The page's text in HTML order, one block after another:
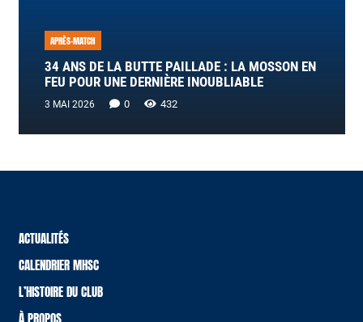
APRÈS-MATCH
34 ANS DE LA BUTTE PAILLADE : LA MOSSON EN
FEU POUR UNE DERNIÈRE INOUBLIABLE
3 MAI 2026 0 432
ACTUALITÉS
CALENDRIER MHSC
L’HISTOIRE DU CLUB
À PROPOS